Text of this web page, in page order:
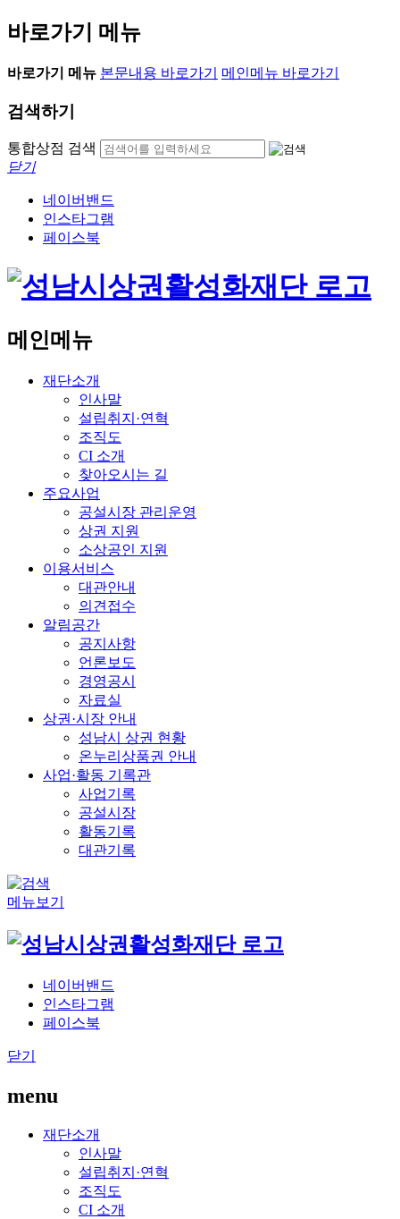
바로가기 메뉴
바로가기 메뉴 본문내용 바로가기 메인메뉴 바로가기
검색하기
통합상점 검색
닫기
네이버밴드
인스타그램
페이스북
메인메뉴
재단소개
인사말
설립취지·연혁
조직도
CI 소개
찾아오시는 길
주요사업
공설시장 관리운영
상권 지원
소상공인 지원
이용서비스
대관안내
의견접수
알림공간
공지사항
언론보도
경영공시
자료실
상권·시장 안내
성남시 상권 현황
온누리상품권 안내
사업·활동 기록관
사업기록
공설시장
활동기록
대관기록
메뉴보기
네이버밴드
인스타그램
페이스북
닫기
menu
재단소개
인사말
설립취지·연혁
조직도
CI 소개